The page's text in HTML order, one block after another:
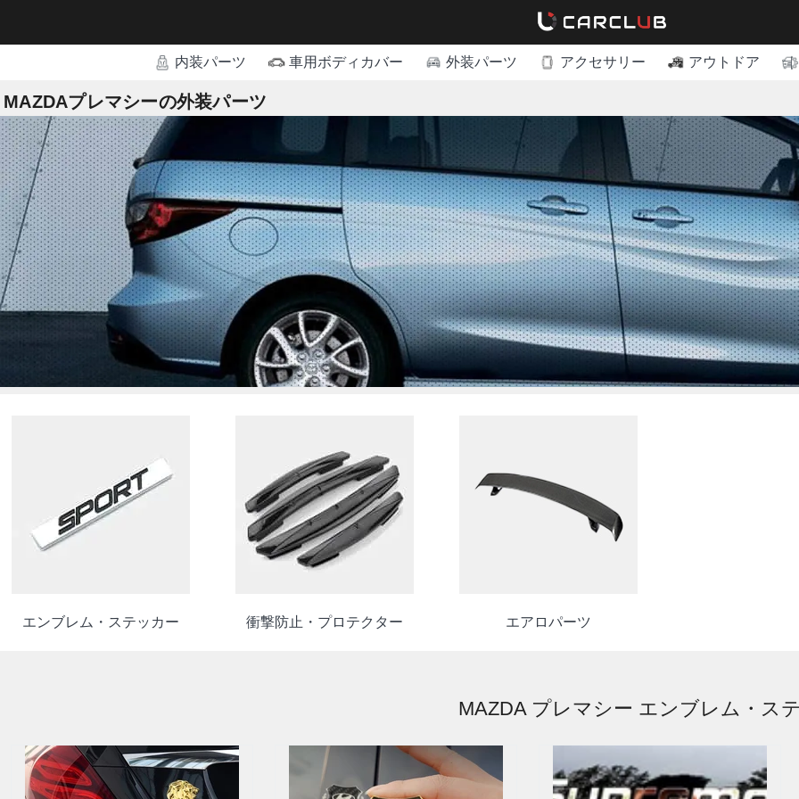
内装パーツ 車用ボディカバー 外装パーツ アクセサリー アウトドア
MAZDAプレマシーの外装パーツ
エンブレム・ステッカー 衝撃防止・プロテクター エアロパーツ
MAZDA プレマシー エンブレム・ス